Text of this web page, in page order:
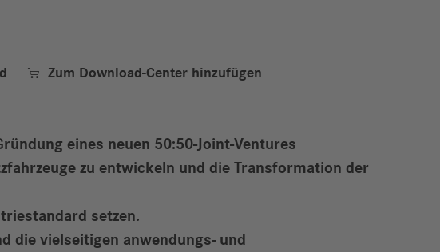
 Zum Download-Center hinzufügen
eines neuen 50:50-Joint-Ventures
zu entwickeln und die Transformation der
setzen.
die vielseitigen anwendungs- und